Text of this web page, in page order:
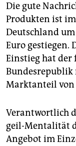
genossenschaft
epaper login
Die gute
Produkten ist
Deutschland
Euro gestiegen.
Einstieg hat
Marktanteil von
Verantwortlich
geil-Mentalität
Angebot im